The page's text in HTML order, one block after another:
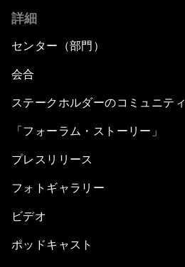
詳細
センター（部門）
会合
ステークホルダーのコミュニティ
「フォーラム・ストーリー」
プレスリリース
フォトギャラリー
ビデオ
ポッドキャスト